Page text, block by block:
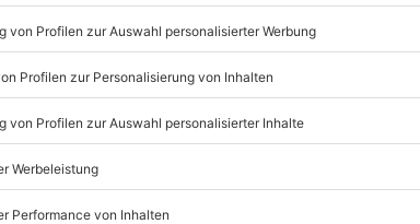
Shooting.
Listenansicht